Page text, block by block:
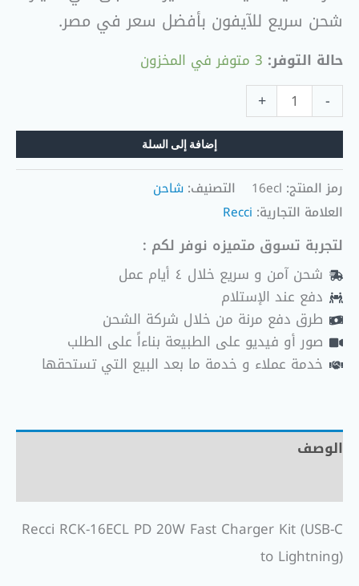
شحن سريع للآيفون بأفضل سعر في مصر.
حالة التوفر: 3 متوفر في المخزون
-
+
إضافة إلى السلة
رمز المنتج: 16ecl التصنيف: شاحن
العلامة التجارية: Recci
لتجربة تسوق متميزه نوفر لكم :
شحن آمن و سريع خلال ٤ أيام عمل
دفع عند الإستلام
طرق دفع مرنة من خلال شركة الشحن
صور أو فيديو على الطبيعة بناءاً على الطلب
خدمة عملاء و خدمة ما بعد البيع التي تستحقها
الوصف
Recci RCK-16ECL PD 20W Fast Charger Kit (USB-C
to Lightning)